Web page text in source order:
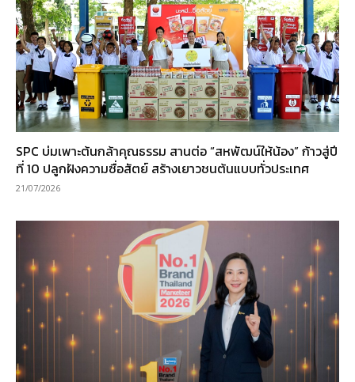
SPC บ่มเพาะต้นกล้าคุณธรรม สานต่อ “สหพัฒน์ให้น้อง” ก้าวสู่ปี
ที่ 10 ปลูกฝังความซื่อสัตย์ สร้างเยาวชนต้นแบบทั่วประเทศ
21/07/2026